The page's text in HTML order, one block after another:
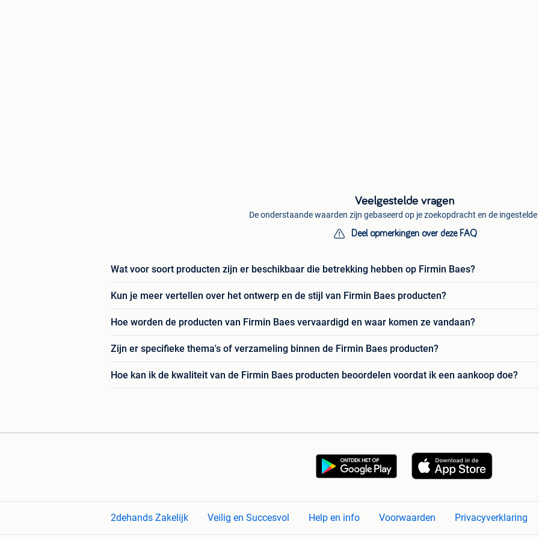
Veelgestelde vragen
De onderstaande waarden zijn gebaseerd op je zoekopdracht en de
Deel opmerkingen over deze FAQ
Wat voor soort producten zijn er beschikbaar die betrekking hebben op Firmin Baes?
Kun je meer vertellen over het ontwerp en de stijl van Firmin Baes producten?
Hoe worden de producten van Firmin Baes vervaardigd en waar komen ze vandaan?
Zijn er specifieke thema's of verzameling binnen de Firmin Baes producten?
Hoe kan ik de kwaliteit van de Firmin Baes producten beoordelen voordat ik een aankoop doe?
2dehands Zakelijk Veilig en Succesvol Help en info Voorwaarden Privacyverklaring